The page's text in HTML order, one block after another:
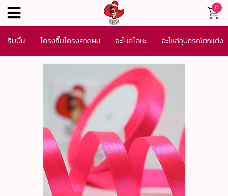
0
menu
ริบบิ้น โครงกิ๊บโครงคาดผม อะไหล่โลหะ อะไหล่อุปกรณ์ตกแต่ง